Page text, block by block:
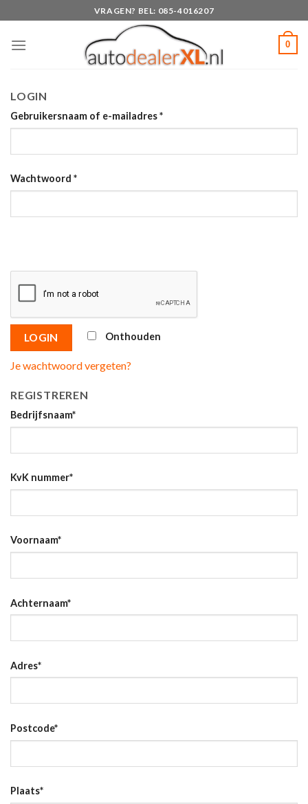
to
content
VRAGEN? BEL: 085-4016207
0
LOGIN
Gebruikersnaam of e-mailadres*
Wachtwoord *
LOGIN Onthouden
Je wachtwoord vergeten?
REGISTREREN
Bedrijfsnaam*
KvK nummer*
Voornaam*
Achternaam*
Adres*
Postcode*
Plaats*